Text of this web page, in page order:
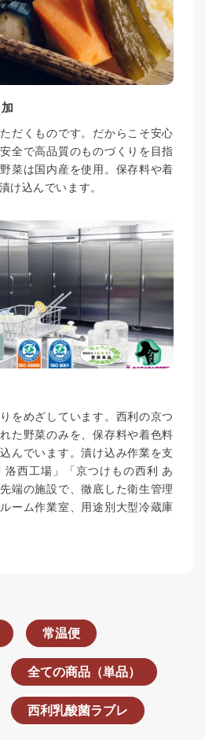
だくものです。だからこそ安心
全で高品質のものづくりを目指
菜は国内産を使用。保存料や着
け込んでいます。
をめざしています。西利の京つ
た野菜のみを、保存料や着色料
んでいます。漬け込み作業を支
洛西工場」「京つけもの西利 あ
端の施設で、徹底した衛生管理
ーム作業室、用途別大型冷蔵庫
常温便
全ての商品（単品）
西利乳酸菌ラブレ